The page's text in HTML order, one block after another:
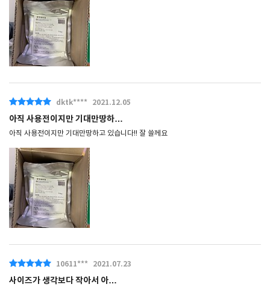
dktk**** 2021.12.05
아직 사용전이지만 기대만땅하…
아직 사용전이지만 기대만땅하고 있습니다!! 잘 쓸께요
10611*** 2021.07.23
사이즈가 생각보다 작아서 아…